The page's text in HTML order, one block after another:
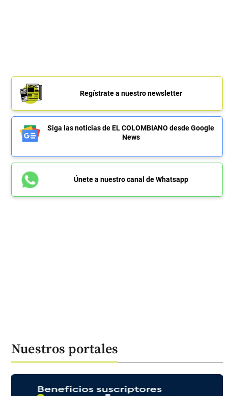
Regístrate a nuestro newsletter
Siga las noticias de EL COLOMBIANO desde Google
News
Únete a nuestro canal de Whatsapp
Nuestros portales